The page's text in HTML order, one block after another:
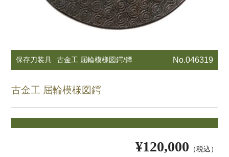
保存刀装具 古金工 屈輪模様図鍔/鐔 No.046319
古金工 屈輪模様図鍔
¥120,000 （税込）